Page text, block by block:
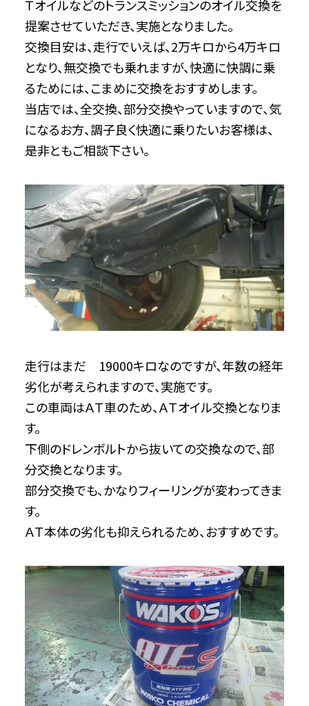
Ｔオイルなどのトランスミッションのオイル交換を
提案させていただき、実施となりました。
交換目安は、走行でいえば、2万キロから4万キロ
となり、無交換でも乗れますが、快適に快調に乗
るためには、こまめに交換をおすすめします。
当店では、全交換、部分交換やっていますので、気
になるお方、調子良く快適に乗りたいお客様は、
是非ともご相談下さい。
走行はまだ 19000キロなのですが、年数の経年
劣化が考えられますので、実施です。
この車両はＡＴ車のため、ＡＴオイル交換となりま
す。
下側のドレンボルトから抜いての交換なので、部
分交換となります。
部分交換でも、かなりフィーリングが変わってきま
す。
ＡＴ本体の劣化も抑えられるため、おすすめです。